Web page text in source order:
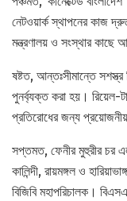
নেটওয়ার্ক স্থাপনের কাজ
মন্ত্রণালয় ও সংস্থার কাছে
ষষ্টত, আন্তঃসীমান্তে সশস্ত্র
পুনর্ব্যক্ত করা হয়। রিয়েল-
প্রতিরোধের জন্য
সপ্তমত, ফেনীর মুহুরীর চর
কালিন্দী, রায়মঙ্গল ও
বিজিবি মহাপরিচালক।